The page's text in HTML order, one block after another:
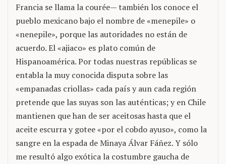
Francia se llama la courée— también los conoce el
pueblo mexicano bajo el nombre de «menepile» o
«nenepile», porque las autoridades no están de
acuerdo. El «ajiaco» es plato común de
Hispanoamérica. Por todas nuestras repúblicas se
entabla la muy conocida disputa sobre las
«empanadas criollas» cada país y aun cada región
pretende que las suyas son las auténticas; y en Chile
mantienen que han de ser aceitosas hasta que el
aceite escurra y gotee «por el cobdo ayuso», como la
sangre en la espada de Minaya Álvar Fáñez. Y sólo
me resultó algo exótica la costumbre gaucha de